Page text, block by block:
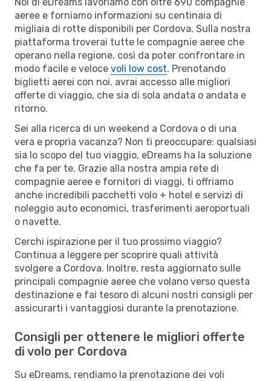
aeree e forniamo informazioni su centinaia di
migliaia di rotte disponibili per Cordova. Sulla nostra
piattaforma troverai tutte le compagnie aeree che
operano nella regione, così da poter confrontare in
modo facile e veloce voli low cost. Prenotando
biglietti aerei con noi, avrai accesso alle migliori
offerte di viaggio, che sia di sola andata o andata e
ritorno.
Sei alla ricerca di un weekend a Cordova o di una
vera e propria vacanza? Non ti preoccupare: qualsiasi
sia lo scopo del tuo viaggio, eDreams ha la soluzione
che fa per te. Grazie alla nostra ampia rete di
compagnie aeree e fornitori di viaggi, ti offriamo
anche incredibili pacchetti volo + hotel e servizi di
noleggio auto economici, trasferimenti aeroportuali
o navette.
Cerchi ispirazione per il tuo prossimo viaggio?
Continua a leggere per scoprire quali attività
svolgere a Cordova. Inoltre, resta aggiornato sulle
principali compagnie aeree che volano verso questa
destinazione e fai tesoro di alcuni nostri consigli per
assicurarti i vantaggiosi durante la prenotazione.
Consigli per ottenere le migliori offerte
di volo per Cordova
Su eDreams, rendiamo la prenotazione dei voli